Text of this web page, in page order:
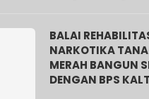
BALAI
NARKOTIKA
MERAH BANGUN
DENGAN BPS